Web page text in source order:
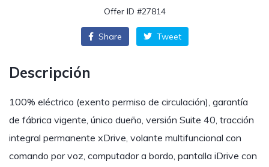
Offer ID #27814
Share Tweet
Descripción
100% eléctrico (exento permiso de circulación), garantía
de fábrica vigente, único dueño, versión Suite 40, tracción
integral permanente xDrive, volante multifuncional con
comando por voz, computador a bordo, pantalla iDrive con